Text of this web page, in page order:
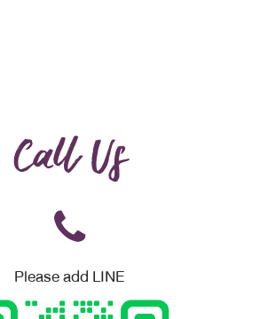
Call Us
Please add LINE